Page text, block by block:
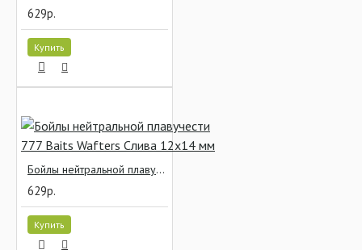
629р.
Купить
Бойлы нейтральной плавучести 777 Baits Wafters Слива 12x14 мм
629р.
Купить